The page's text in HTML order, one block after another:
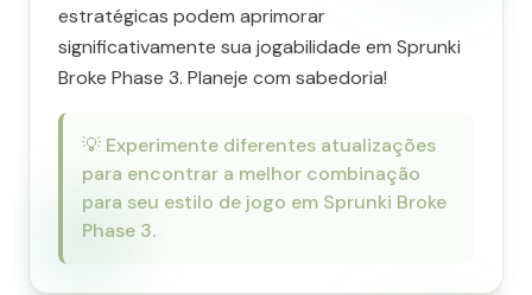
estratégicas podem aprimorar
significativamente sua jogabilidade em Sprunki
Broke Phase 3. Planeje com sabedoria!
💡 Experimente diferentes atualizações
para encontrar a melhor combinação
para seu estilo de jogo em Sprunki Broke
Phase 3.